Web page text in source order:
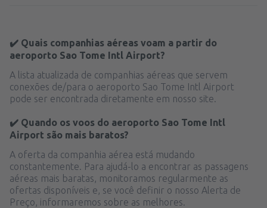
✔️ Quais companhias aéreas voam a partir do
aeroporto Sao Tome Intl Airport?
A lista atualizada de companhias aéreas que servem
conexões de/para o aeroporto Sao Tome Intl Airport
pode ser encontrada diretamente em nosso site.
✔️ Quando os voos do aeroporto Sao Tome Intl
Airport são mais baratos?
A oferta da companhia aérea está mudando
constantemente. Para ajudá-lo a encontrar as passagens
aéreas mais baratas, monitoramos regularmente as
ofertas disponíveis e, se você definir o nosso Alerta de
Preço, informaremos sobre as melhores.